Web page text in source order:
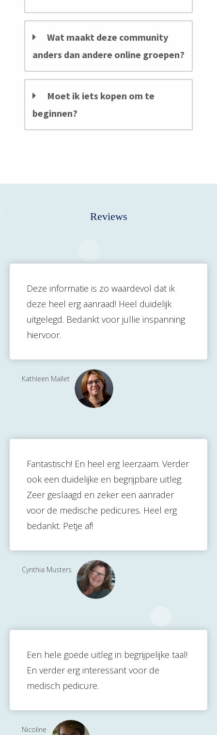
Wat maakt deze community
anders dan andere online groepen?
Moet ik iets kopen om te
beginnen?
Reviews
Deze informatie is zo waardevol dat ik
deze heel erg aanraad! Heel duidelijk
uitgelegd. Bedankt voor jullie inspanning
hiervoor.
Kathleen Mallet
Fantastisch! En heel erg leerzaam. Verder
ook een duidelijke en begrijpbare uitleg.
Zeer geslaagd en zeker een aanrader
voor de medische pedicures. Heel erg
bedankt. Petje af!
Cynthia Musters
Een hele goede uitleg in begrijpelijke taal!
En verder erg interessant voor de
medisch pedicure.
Nicoline